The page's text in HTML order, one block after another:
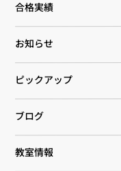
合格実績
お知らせ
ピックアップ
ブログ
教室情報